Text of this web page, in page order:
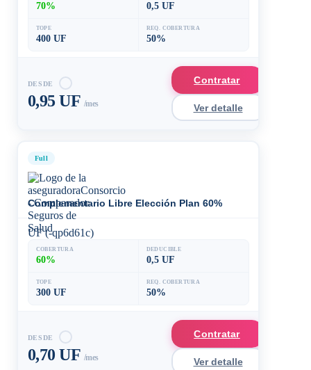
70% 0,5 UF
TOPE
400 UF
REQ. COBERTURA
50%
DESDE
0,95 UF /mes
Contratar
Ver detalle
Full
Complementario Libre Elección Plan 60%
UF (-qp6d61c)
COBERTURA
60%
DEDUCIBLE
0,5 UF
TOPE
300 UF
REQ. COBERTURA
50%
DESDE
0,70 UF /mes
Contratar
Ver detalle